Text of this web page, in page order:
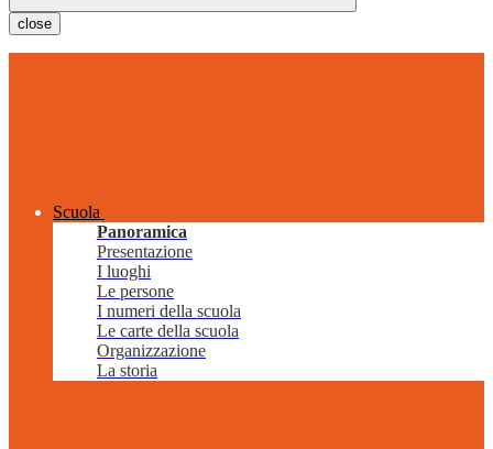
close
Scuola
Panoramica
Presentazione
I luoghi
Le persone
I numeri della scuola
Le carte della scuola
Organizzazione
La storia